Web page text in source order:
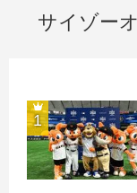
サイゾー
1